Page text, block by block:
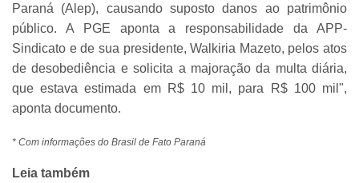
Paraná (Alep), causando suposto danos ao patrimônio
público. A PGE aponta a responsabilidade da APP-
Sindicato e de sua presidente, Walkiria Mazeto, pelos atos
de desobediência e solicita a majoração da multa diária,
que estava estimada em R$ 10 mil, para R$ 100 mil",
aponta documento.
* Com informações do Brasil de Fato Paraná
Leia também